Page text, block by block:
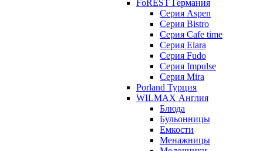
FoREST Германия
Серия Aspen
Серия Bistro
Серия Cafe time
Серия Elara
Серия Fudo
Серия Impulse
Серия Mira
Porland Турция
WILMAX Англия
Блюда
Бульонницы
Емкости
Менажницы